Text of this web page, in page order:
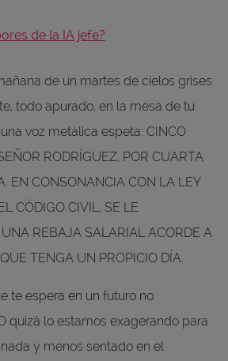
de la IA jefe?
de un martes de cielos grises
todo apurado, en la mesa de tu
voz metálica espeta: CINCO
RODRÍGUEZ, POR CUARTA
EN CONSONANCIA CON LA LEY
CÓDIGO CIVIL, SE LE
REBAJA SALARIAL ACORDE A
TENGA UN PROPICIO DÍA.
te espera en un futuro no
quizá lo estamos exagerando para
y menos sentado en el